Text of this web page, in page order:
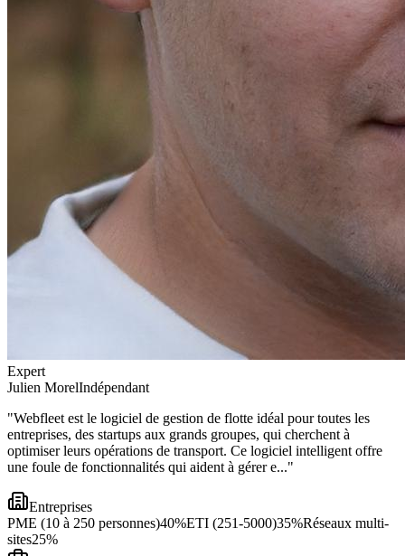
Expert
Julien MorelIndépendant
"Webfleet est le logiciel de gestion de flotte idéal pour toutes les
entreprises, des startups aux grands groupes, qui cherchent à
optimiser leurs opérations de transport. Ce logiciel intelligent offre
une foule de fonctionnalités qui aident à gérer e..."
Entreprises
PME (10 à 250 personnes)40%ETI (251-5000)35%Réseaux multi-
sites25%